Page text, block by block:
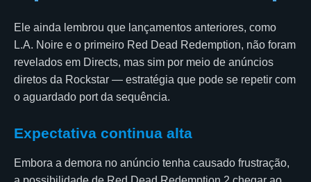
Ele ainda lembrou que lançamentos anteriores, como
L.A. Noire e o primeiro Red Dead Redemption, não foram
revelados em Directs, mas sim por meio de anúncios
diretos da Rockstar — estratégia que pode se repetir com
o aguardado port da sequência.
Expectativa continua alta
Embora a demora no anúncio tenha causado frustração,